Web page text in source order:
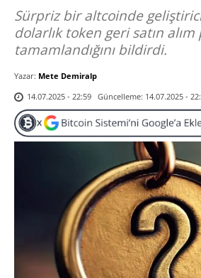
Sürpriz bir altcoinde
dolarlık token geri satın alım
tamamlandığını bildirdi.
Yazar: Mete Demiralp
14.07.2025 - 22:59 Güncelleme: 14.07.2025 -